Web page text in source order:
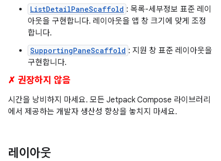
ListDetailPaneScaffold : 목록-세부정보 표준 레이
아웃을 구현합니다. 레이아웃을 앱 창 크기에 맞게 조정
합니다.
SupportingPaneScaffold : 지원 창 표준 레이아웃을
구현합니다.
✗ 권장하지 않음
시간을 낭비하지 마세요. 모든 Jetpack Compose 라이브러리
에서 제공하는 개발자 생산성 향상을 놓치지 마세요.
레이아웃